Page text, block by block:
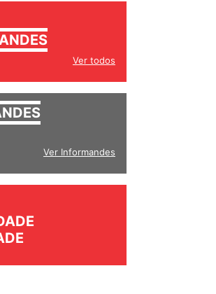
Ver todos
Ver Informandes